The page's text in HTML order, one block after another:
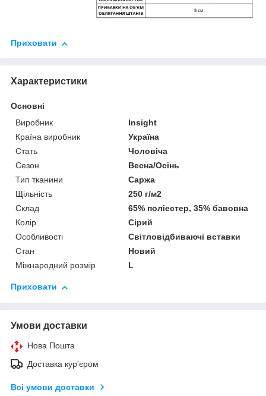
Приховати
Характеристики
Основні
Виробник
Insight
Країна виробник
Україна
Стать
Чоловіча
Сезон
Весна/Осінь
Тип тканини
Саржа
Щільність
250 г/м2
Склад
65% поліестер, 35% бавовна
Колір
Сірий
Особливості
Світловідбиваючі вставки
Стан
Новий
Міжнародний розмір
L
Приховати
Умови доставки
Нова Пошта
Доставка кур'єром
Всі умови доставки